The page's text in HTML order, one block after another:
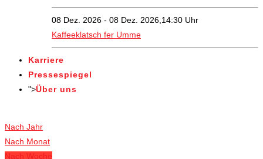
08 Dez. 2026 - 08 Dez. 2026,14:30 Uhr
Kaffeeklatsch fer Umme
Karriere
Pressespiegel
">Über uns
Nach Jahr
Nach Monat
Nach Woche